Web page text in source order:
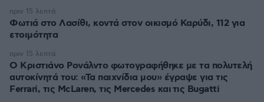
Φωτιά στο Λασίθι, κοντά στον οικισμό Καρύδι, 112 για
ετοιμότητα
πριν 15 λεπτά
Ο Κριστιάνο Ρονάλντο φωτογραφήθηκε με τα πολυτελή
αυτοκίνητά του: «Τα παιχνίδια μου» έγραψε για τις
Ferrari, τις McLaren, τις Mercedes και τις Bugatti
πριν 15 λεπτά